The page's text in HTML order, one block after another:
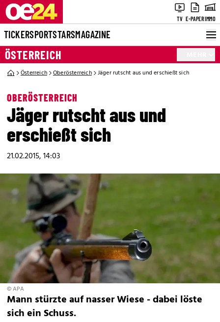
TV E-PAPERIMMO
TICKERSPORTSTARSMAGAZINE
ÖSTERREICH
Österreich Oberösterreich Jäger rutscht aus und erschießt sich
OBERÖSTERREICH
Jäger rutscht aus und
erschießt sich
21.02.2015, 14:03
© APA
Mann stürzte auf nasser Wiese - dabei löste
sich ein Schuss.